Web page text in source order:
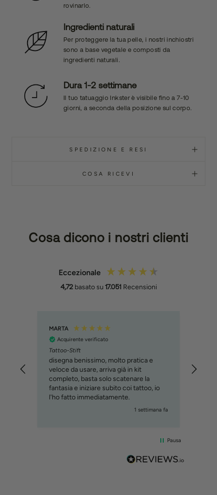
rovinarlo.
Ingredienti naturali
Per proteggere la tua pelle, i nostri inchiostri
sono a base vegetale e composti da
ingredienti naturali.
Dura 1-2 settimane
Il tuo tatuaggio Inkster è visibile fino a 7-10
giorni, a seconda della posizione sul corpo.
SPEDIZIONE E RESI
COSA RICEVI
Cosa dicono i nostri clienti
Eccezionale
4,72 basato su 17.051 Recensioni
MARTA
Acquirente verificato
Tattoo-Stift
disegna benissimo, molto pratica e
veloce da usare, arriva già in kit
completo, basta solo scatenare la
fantasia e iniziare subito coi tattoo, io
l'ho fatto immediatamente.
1 settimana fa
Pausa